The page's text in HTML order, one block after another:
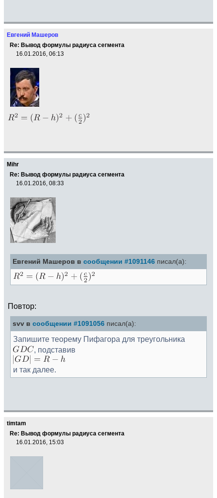
Евгений Машеров
Re: Вывод формулы радиуса сегмента
16.01.2016, 06:13
Mihr
Re: Вывод формулы радиуса сегмента
16.01.2016, 08:33
Евгений Машеров в сообщении #1091146 писал(а):
Повтор:
svv в сообщении #1091056 писал(а):
Запишите теорему Пифагора для треугольника
, подставив
и так далее.
timtam
Re: Вывод формулы радиуса сегмента
16.01.2016, 15:03